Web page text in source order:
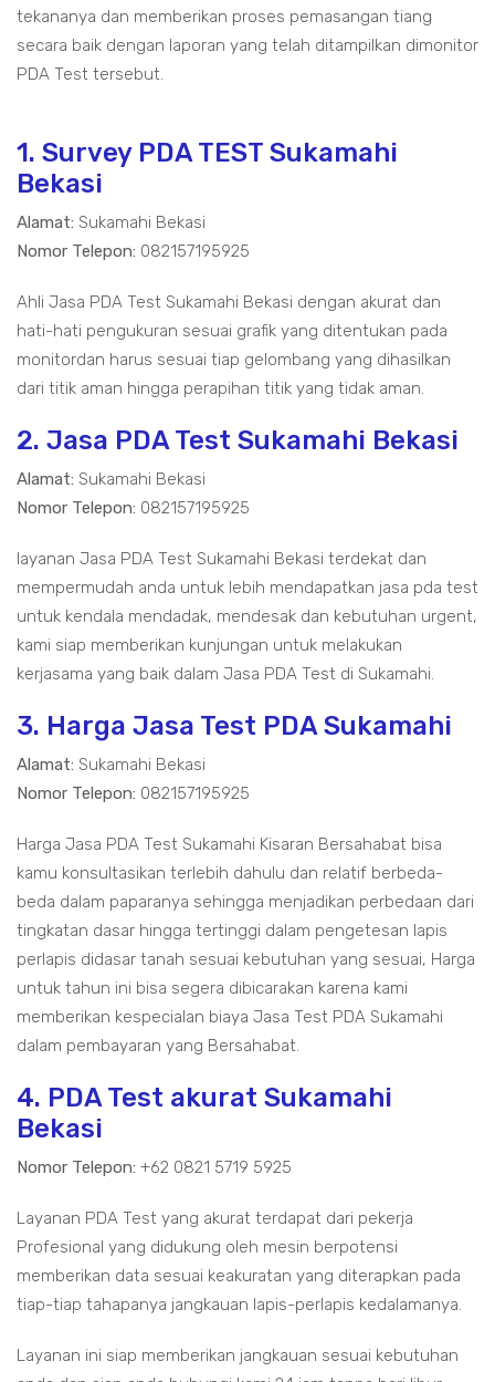
tekananya dan memberikan proses pemasangan tiang
secara baik dengan laporan yang telah ditampilkan dimonitor
PDA Test tersebut.
1. Survey PDA TEST Sukamahi
Bekasi
Alamat: Sukamahi Bekasi
Nomor Telepon: 082157195925
Ahli Jasa PDA Test Sukamahi Bekasi dengan akurat dan
hati-hati pengukuran sesuai grafik yang ditentukan pada
monitordan harus sesuai tiap gelombang yang dihasilkan
dari titik aman hingga perapihan titik yang tidak aman.
2. Jasa PDA Test Sukamahi Bekasi
Alamat: Sukamahi Bekasi
Nomor Telepon: 082157195925
layanan Jasa PDA Test Sukamahi Bekasi terdekat dan
mempermudah anda untuk lebih mendapatkan jasa pda test
untuk kendala mendadak, mendesak dan kebutuhan urgent,
kami siap memberikan kunjungan untuk melakukan
kerjasama yang baik dalam Jasa PDA Test di Sukamahi.
3. Harga Jasa Test PDA Sukamahi
Alamat: Sukamahi Bekasi
Nomor Telepon: 082157195925
Harga Jasa PDA Test Sukamahi Kisaran Bersahabat bisa
kamu konsultasikan terlebih dahulu dan relatif berbeda-
beda dalam paparanya sehingga menjadikan perbedaan dari
tingkatan dasar hingga tertinggi dalam pengetesan lapis
perlapis didasar tanah sesuai kebutuhan yang sesuai, Harga
untuk tahun ini bisa segera dibicarakan karena kami
memberikan kespecialan biaya Jasa Test PDA Sukamahi
dalam pembayaran yang Bersahabat.
4. PDA Test akurat Sukamahi
Bekasi
Nomor Telepon: +62 0821 5719 5925
Layanan PDA Test yang akurat terdapat dari pekerja
Profesional yang didukung oleh mesin berpotensi
memberikan data sesuai keakuratan yang diterapkan pada
tiap-tiap tahapanya jangkauan lapis-perlapis kedalamanya.
Layanan ini siap memberikan jangkauan sesuai kebutuhan